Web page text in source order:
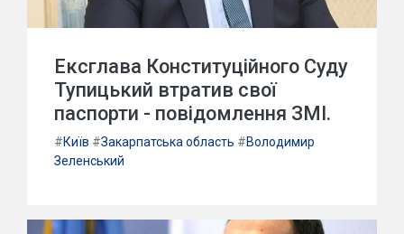
Ексглава Конституційного Суду
Тупицький втратив свої
паспорти - повідомлення ЗМІ.
#Київ #Закарпатська область #Володимир
Зеленський